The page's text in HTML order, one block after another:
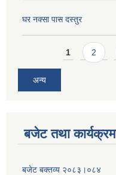
घर नक्सा पास दस्तुर
Pages1 2
अन्य
बजेट तथा कार्यक्रम
बजेट बक्तव्य २०८३।०८४